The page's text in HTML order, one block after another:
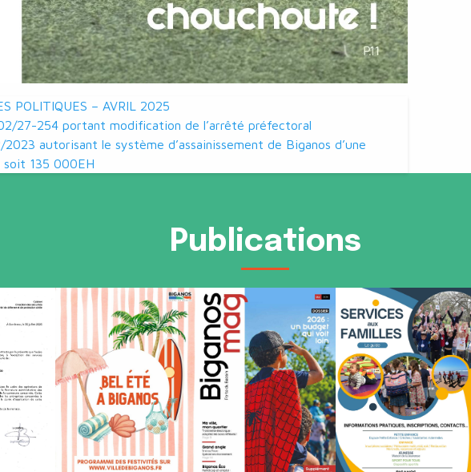
POLITIQUES – AVRIL 2025
27-254 portant modification de l’arrêté préfectoral
autorisant le système d’assainissement de Biganos d’une
135 000EH
Publications